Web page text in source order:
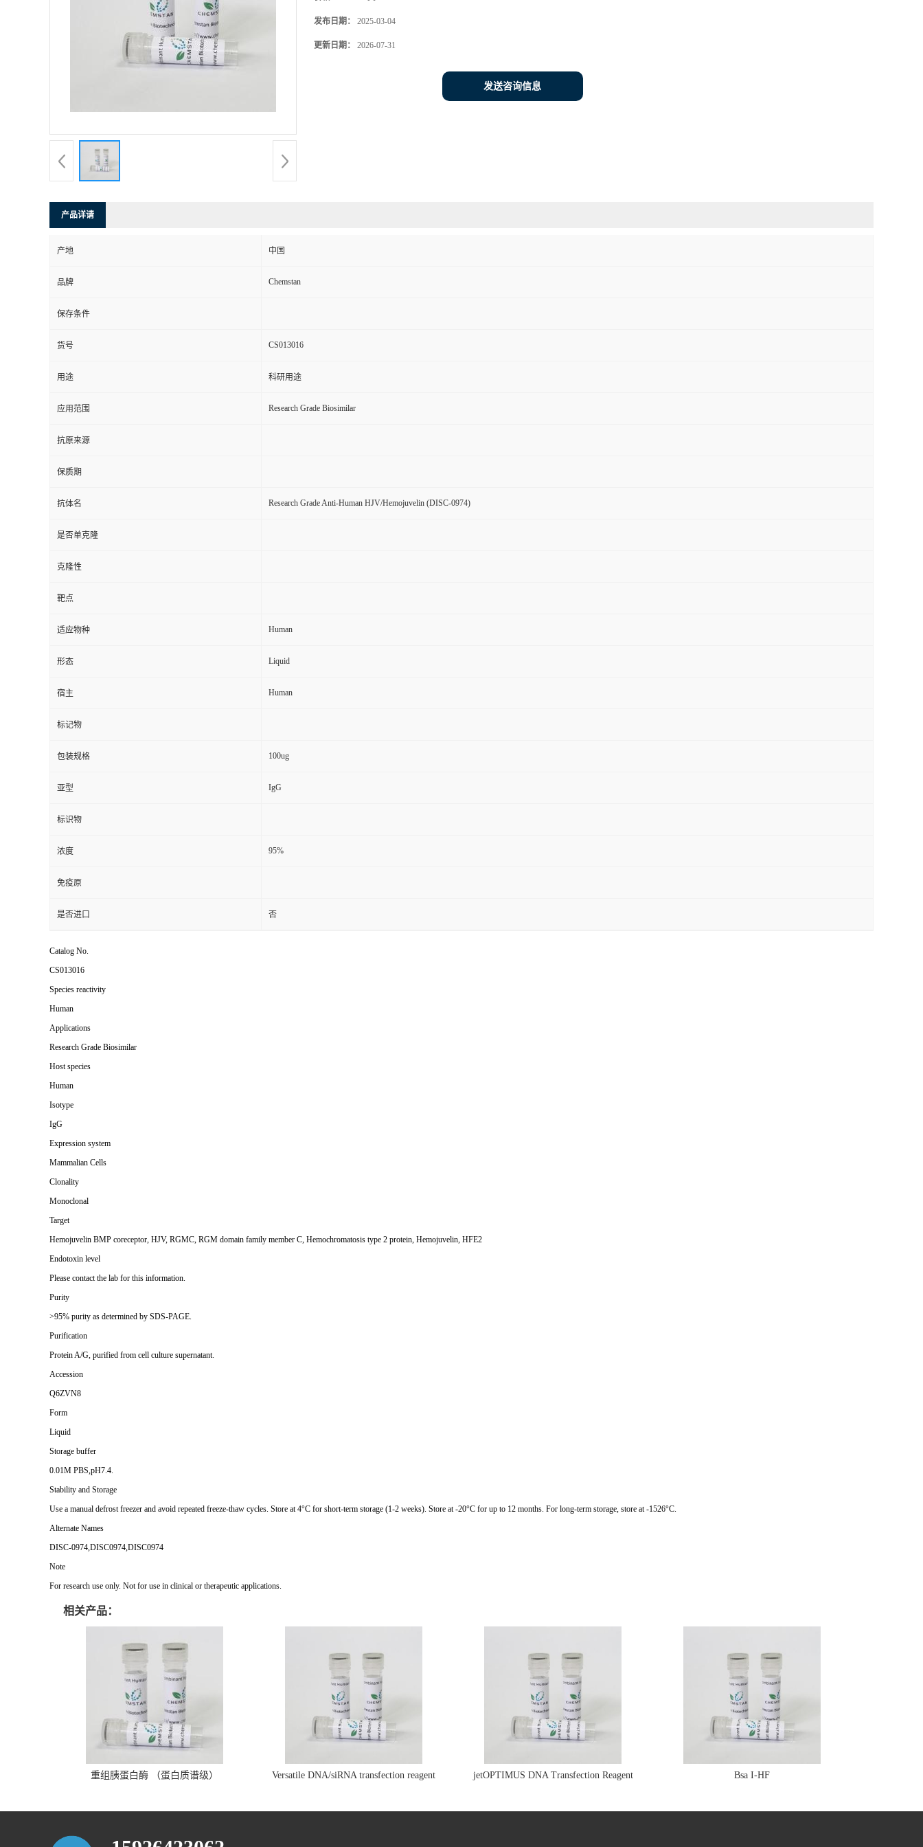
发布日期： 2025-03-04
更新日期： 2026-07-31
发送咨询信息
产品详请
产地 中国
品牌 Chemstan
保存条件
货号 CS013016
用途 科研用途
应用范围 Research Grade Biosimilar
抗原来源
保质期
抗体名 Research Grade Anti-Human HJV/Hemojuvelin (DISC-0974)
是否单克隆
克隆性
靶点
适应物种 Human
形态 Liquid
宿主 Human
标记物
包装规格 100ug
亚型 IgG
标识物
浓度 95%
免疫原
是否进口 否
Catalog No.
CS013016
Species reactivity
Human
Applications
Research Grade Biosimilar
Host species
Human
Isotype
IgG
Expression system
Mammalian Cells
Clonality
Monoclonal
Target
Hemojuvelin BMP coreceptor, HJV, RGMC, RGM domain family member C, Hemochromatosis type 2 protein, Hemojuvelin, HFE2
Endotoxin level
Please contact the lab for this information.
Purity
>95% purity as determined by SDS-PAGE.
Purification
Protein A/G, purified from cell culture supernatant.
Accession
Q6ZVN8
Form
Liquid
Storage buffer
0.01M PBS,pH7.4.
Stability and Storage
Use a manual defrost freezer and avoid repeated freeze-thaw cycles. Store at 4°C for short-term storage (1-2 weeks). Store at -20°C for up to 12 months. For long-term storage, store at -1526°C.
Alternate Names
DISC-0974,DISC0974,DISC0974
Note
For research use only. Not for use in clinical or therapeutic applications.
相关产品：
重组胰蛋白酶 （蛋白质谱级）
Versatile DNA/siRNA transfection reagent
jetOPTIMUS DNA Transfection Reagent Bsa I-HF